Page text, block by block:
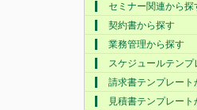
セミナー関連から探
契約書から探す
業務管理から探す
スケジュールテン
請求書テンプレート
見積書テンプレート